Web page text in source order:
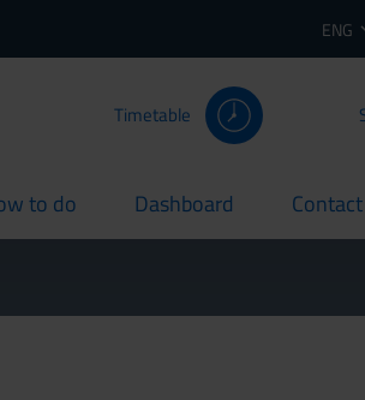
ENG
Timetable
to do Dashboard
current current